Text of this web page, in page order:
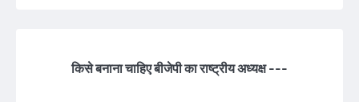
किसे बनाना चाहिए बीजेपी का राष्ट्रीय अध्यक्ष ---